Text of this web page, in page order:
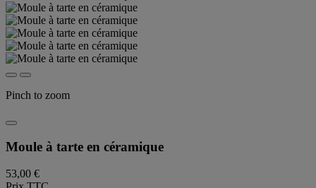
Pinch to zoom
Moule à tarte en céramique
53,00 €